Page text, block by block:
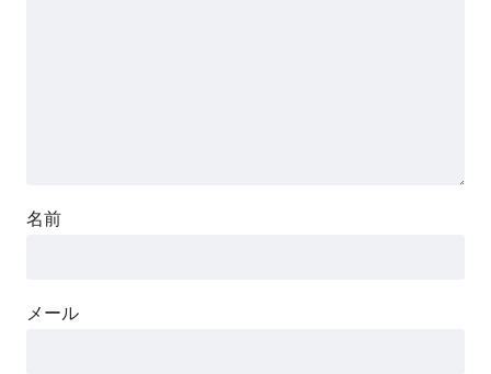
名前
メール